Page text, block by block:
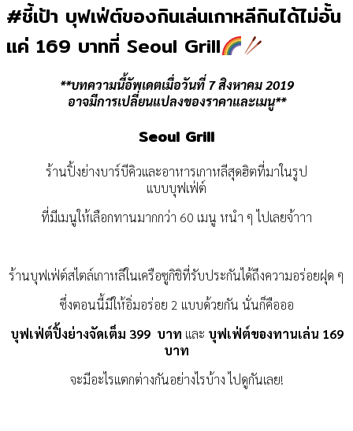
#ชี้เป้า บุฟเฟ่ต์ของกินเล่นเกาหลีกินได้ไม่อั้น
แค่ 169 บาทที่ Seoul Grill
**บทความนี้อัพเดตเมื่อวันที่7 สิงหาคม 2019
อาจมีการเปลี่ยนแปลงของราคาและเมนู**
Seoul Grill
ร้านปิ้งย่างบาร์บีคิวและอาหารเกาหลีสุดฮิตที่มาในรูป
แบบบุฟเฟ่ต์
ที่มีเมนูให้เลือกทานมากกว่า 60 เมนู หนำ ๆ ไปเลยจ้าาา
ร้านบุฟเฟ่ต์สไตล์เกาหลีในเครือซูกิชิที่รับประกันได้ถึงความอร่อยฝุด ๆ
ซึ่งตอนนี้มีให้อิ่มอร่อย 2 แบบด้วยกัน นั่นก็คือออ
บุฟเฟ่ต์ปิ้งย่างจัดเต็ม 399 บาท และ บุฟเฟ่ต์ของทานเล่น 169
บาท
จะมีอะไรแตกต่างกันอย่างไรบ้าง ไปดูกันเลย!